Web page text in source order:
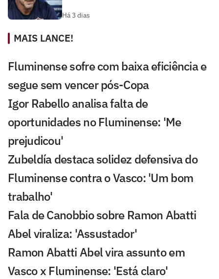
Há 3 dias
MAIS LANCE!
Fluminense sofre com baixa eficiência e
segue sem vencer pós-Copa
Igor Rabello analisa falta de
oportunidades no Fluminense: 'Me
prejudicou'
Zubeldía destaca solidez defensiva do
Fluminense contra o Vasco: 'Um bom
trabalho'
Fala de Canobbio sobre Ramon Abatti
Abel viraliza: 'Assustador'
Ramon Abatti Abel vira assunto em
Vasco x Fluminense: 'Está claro'